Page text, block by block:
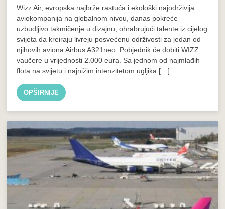
Wizz Air, evropska najbrže rastuća i ekološki najodrživija
aviokompanija na globalnom nivou, danas pokreće
uzbudljivo takmičenje u dizajnu, ohrabrujući talente iz cijelog
svijeta da kreiraju livreju posvećenu održivosti za jedan od
njihovih aviona Airbus A321neo. Pobjednik će dobiti WIZZ
vaučere u vrijednosti 2.000 eura. Sa jednom od najmlađih
flota na svijetu i najnižim intenzitetom ugljika […]
OPŠIRNIJE